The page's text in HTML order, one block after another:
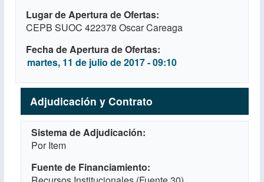
Lugar de Apertura de Ofertas
CEPB SUOC 422378 Oscar Careaga
Fecha de Apertura de Ofertas
martes, 11 de julio de 2017 - 09:10
Adjudicación y Contrato
Sistema de Adjudicación
Por Item
Fuente de Financiamiento